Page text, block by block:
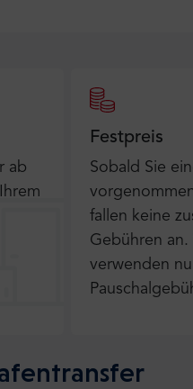
ab
Festpreis
Sobald Sie
fallen keine
Gebühren an.
verwenden